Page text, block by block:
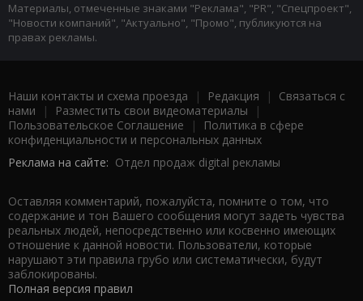
Материалы, отмеченные знаками "Реклама", "PR", "Спецпроект",
"Новости компаний", "Актуально", "Промо", публикуются на
правах рекламы.
Наши контакты и схема проезда | Редакция | Связаться с
нами | Разместить свои видеоматериалы |
Пользовательское Соглашение |
Политика в сфере
конфиденциальности и персональных данных
Реклама на сайте: Отдел продаж digital рекламы
Оставляя комментарий, пожалуйста, помните о том, что
содержание и тон Вашего сообщения могут задеть чувства
реальных людей, непосредственно или косвенно имеющих
отношение к данной новости. Пользователи, которые
нарушают эти правила грубо или систематически, будут
заблокированы.
Полная версия правил